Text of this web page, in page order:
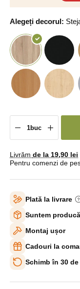
Alegeți decorul:
Livrăm de la 19,90 lei
Pentru comenzi de
Plată la livrare
Suntem
Montaj ușor
Cadouri la
Schimb în 30 de